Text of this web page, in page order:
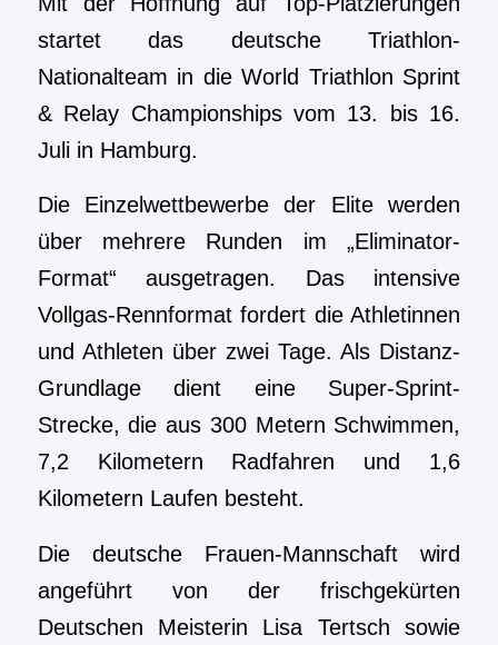
startet das deutsche Triathlon-
Nationalteam in die World Triathlon Sprint
& Relay Championships vom 13. bis 16.
Juli in Hamburg.
Die Einzelwettbewerbe der Elite werden
über mehrere Runden im „Eliminator-
Format“ ausgetragen. Das intensive
Vollgas-Rennformat fordert die Athletinnen
und Athleten über zwei Tage. Als Distanz-
Grundlage dient eine Super-Sprint-
Strecke, die aus 300 Metern Schwimmen,
7,2 Kilometern Radfahren und 1,6
Kilometern Laufen besteht.
Die deutsche Frauen-Mannschaft wird
angeführt von der frischgekürten
Deutschen Meisterin Lisa Tertsch sowie